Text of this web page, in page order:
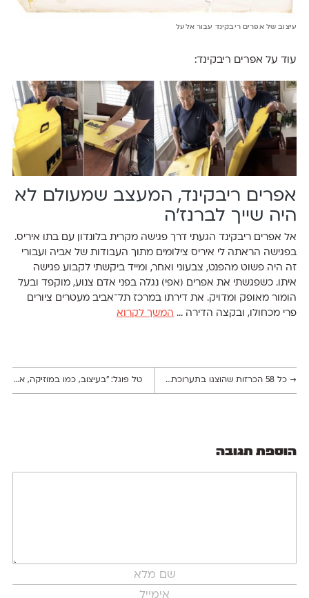
עיצוב של אפרים ריבקינד עבור אלעל
עוד על אפרים ריבקינד:
→כל 58 הכרזות שהוצגו בתערוכת ״מילים של תקווה״ ביפו העתיקה טל פוגל: ״בעיצוב, כמו במוזיקה, אני לומדת ומתפתחת דרך תהליך היצירה עצמו״
הוספת תגובה